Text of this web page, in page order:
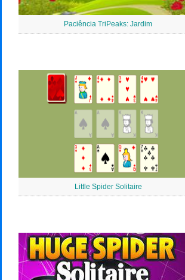
Paciência TriPeaks: Jardim
Little Spider Solitaire